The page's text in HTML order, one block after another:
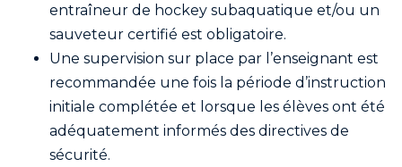
entraîneur de hockey subaquatique et/ou un
sauveteur certifié est obligatoire.
Une supervision sur place par l’enseignant est
recommandée une fois la période d’instruction
initiale complétée et lorsque les élèves ont été
adéquatement informés des directives de
sécurité.